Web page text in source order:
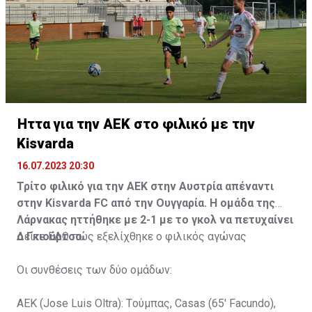
Ήττα για την ΑΕΚ στο φιλικό με την
Kisvarda
16.07.2023 20:30
Τρίτο φιλικό για την ΑΕΚ στην Αυστρία απέναντι
στην Kisvarda FC από την Ουγγαρία. Η ομάδα της
Λάρνακας ηττήθηκε με 2-1 με το γκολ να πετυχαίνει
ο Γκιούρτσο.
ΔείτεΕΔΩπώς εξελίχθηκε ο φιλικός αγώνας
Οι συνθέσεις των δύο ομάδων:
ΑΕΚ (Jose Luis Oltra): Tούμπας, Casas (65' Facundo),